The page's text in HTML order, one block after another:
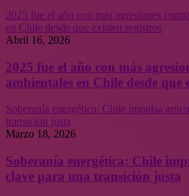
2025 fue el año con más agresiones
en Chile desde que existen registros
Abril 16, 2026
2025 fue el año con más
ambientales en Chile desde que
Soberanía energética: Chile impulsa
transición justa
Marzo 18, 2026
Soberanía energética: Chile
clave para una transición justa